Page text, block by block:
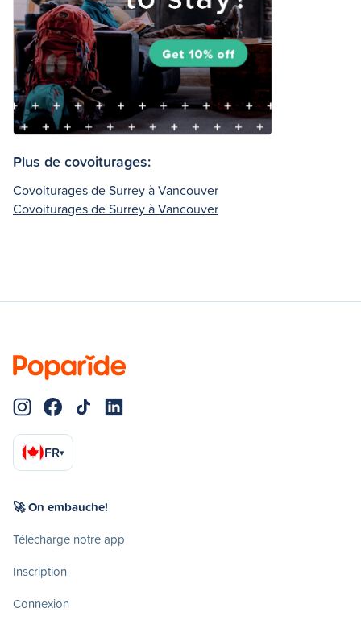
Plus de covoiturages:
Covoiturages de Surrey à Vancouver
Covoiturages de Surrey à Vancouver
FR▾
🚀 On embauche!
Télécharge notre app
Inscription
Connexion